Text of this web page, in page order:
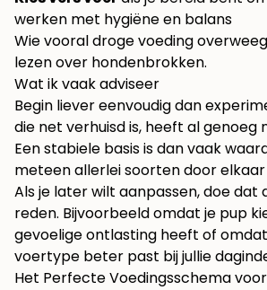
werken met hygiëne en balans
Wie vooral droge voeding
lezen over hondenbrokken.
Wat ik vaak adviseer
Begin liever eenvoudig dan
die net verhuisd is, heeft al genoeg
Een stabiele basis is dan vaak
meteen allerlei soorten door
Als je later wilt aanpassen, doe dat
reden. Bijvoorbeeld omdat je pup
gevoelige ontlasting heeft of
voertype beter past bij jullie
Het Perfecte Voedingsschema